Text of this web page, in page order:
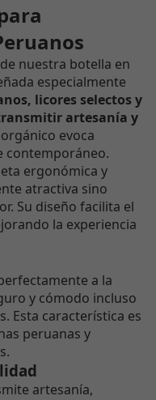
nuestra botella en
especialmente
licores selectos y
artesanía y
evoca
contemporáneo.
ergonómica y
atractiva sino
Su diseño facilita el
la experiencia
a la
y cómodo incluso
Esta característica es
peruanas y
artesanía,